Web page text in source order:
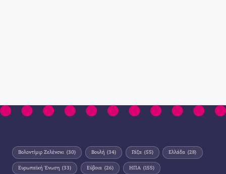
Βολοντίμιρ Ζελένσκι (30) Βουλή (34) Γάζα (55) Ελλάδα (28)
Ευρωπαϊκή Ένωση (33) Εύβοια (26) ΗΠΑ (155)